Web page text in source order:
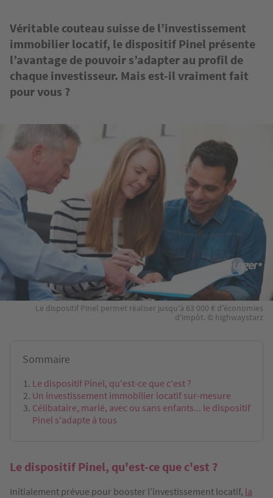
Véritable couteau suisse de l’investissement
immobilier locatif, le dispositif Pinel présente
l’avantage de pouvoir s’adapter au profil de
chaque investisseur. Mais est-il vraiment fait
pour vous ?
Le dispositif Pinel permet réaliser jusqu'à 63 000 € d'économies
d'impôt. © highwaystarz
Sommaire
Le dispositif Pinel, qu'est-ce que c'est ?
Un investissement immobilier locatif sur-mesure
Célibataire, marié, avec ou sans enfants... le dispositif
Pinel s'adapte à tous
Le dispositif Pinel, qu'est-ce que c'est ?
Initialement prévue pour booster l’investissement locatif, la